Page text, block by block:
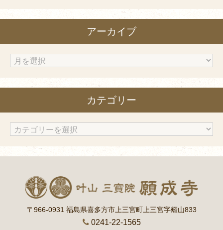
アーカイブ
ア
カ
ブ
カテゴリー
カ
ゴ
〒966-0931 福島県喜多方市上三宮町上三宮字籬山833
0241-22-1565